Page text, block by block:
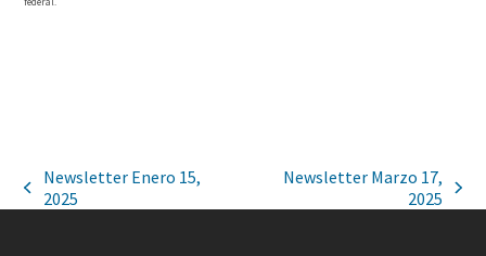
Newsletter Enero 15,
2025
Newsletter Marzo 17,
2025